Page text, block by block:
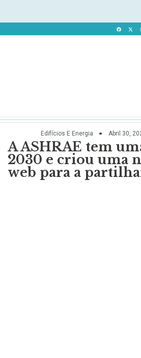
Edifícios E Energia Abril 30,
A ASHRAE tem
2030 e criou uma
web para a